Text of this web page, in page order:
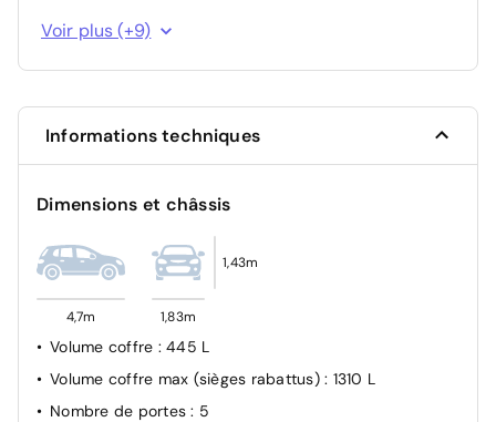
Fixations I-size pour sièges enfants à l'AR
freinage active
Airbag genoux
Contrôle de la pression des pneus
Allumage automatique des feux de route plus (ihc+)
Projecteurs MULTIBEAM à LED
Pack vision
Voir plus (+9)
Informations techniques
Dimensions et châssis
4,7m 1,83m
1,43m
Volume coffre : 445 L
Volume coffre max (sièges rabattus) : 1310 L
Nombre de portes: 5